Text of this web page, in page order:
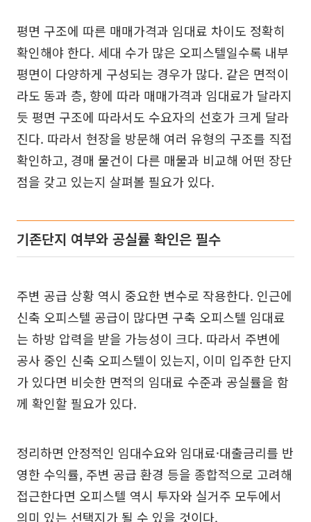
평면 구조에 따른 매매가격과 임대료 차이도 정확히
확인해야 한다. 세대 수가 많은 오피스텔일수록 내부
평면이 다양하게 구성되는 경우가 많다. 같은 면적이
라도 동과 층, 향에 따라 매매가격과 임대료가 달라지
듯 평면 구조에 따라서도 수요자의 선호가 크게 달라
진다. 따라서 현장을 방문해 여러 유형의 구조를 직접
확인하고, 경매 물건이 다른 매물과 비교해 어떤 장단
점을 갖고 있는지 살펴볼 필요가 있다.
기존단지 여부와 공실률 확인은 필수
주변 공급 상황 역시 중요한 변수로 작용한다. 인근에
신축 오피스텔 공급이 많다면 구축 오피스텔 임대료
는 하방 압력을 받을 가능성이 크다. 따라서 주변에
공사 중인 신축 오피스텔이 있는지, 이미 입주한 단지
가 있다면 비슷한 면적의 임대료 수준과 공실률을 함
께 확인할 필요가 있다.
정리하면 안정적인 임대수요와 임대료·대출금리를 반
영한 수익률, 주변 공급 환경 등을 종합적으로 고려해
접근한다면 오피스텔 역시 투자와 실거주 모두에서
의미 있는 선택지가 될 수 있을 것이다.